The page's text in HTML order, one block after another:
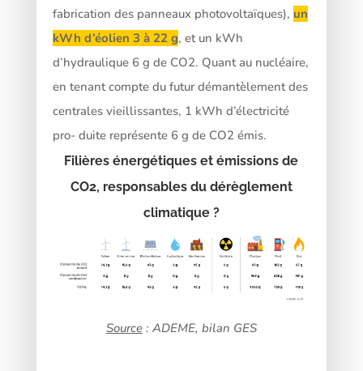
fabrication des panneaux photovoltaïques), un
kWh d’éolien 3 à 22 g, et un kWh
d’hydraulique 6 g de CO2. Quant au nucléaire,
en tenant compte du futur démantèlement des
centrales vieillissantes, 1 kWh d’électricité
pro- duite représente 6 g de CO2 émis.
Filières énergétiques et émissions de
CO2, responsables du dérèglement
climatique ?
Source: ADEME, bilan GES